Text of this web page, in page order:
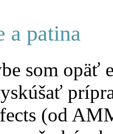
a patina
som opäť
(od